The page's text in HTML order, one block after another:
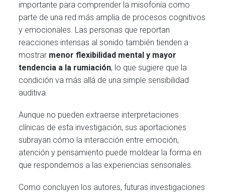
importante para comprender la misofonía como
parte de una red más amplia de procesos cognitivos
y emocionales. Las personas que reportan
reacciones intensas al sonido también tienden a
mostrar menor flexibilidad mental y mayor
tendencia a la rumiación, lo que sugiere que la
condición va más allá de una simple sensibilidad
auditiva.
Aunque no pueden extraerse interpretaciones
clínicas de esta investigación, sus aportaciones
subrayan cómo la interacción entre emoción,
atención y pensamiento puede moldear la forma en
que respondemos a las experiencias sensoriales.
Como concluyen los autores, futuras investigaciones